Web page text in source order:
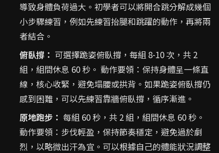
導致身體負荷過大。初學者可以將開合跳分解成幾個
小步驟練習，例如先練習抬腿和跳躍的動作，再將兩
者結合。
俯臥撐： 可選擇跪姿俯臥撐，每組 8-10 次，共 2
組，組間休息 60 秒。 動作要領：保持身體呈一條直
線，核心收緊，避免塌腰或拱背。如果跪姿俯臥撐仍
感到困難，可以先練習靠牆俯臥撐，循序漸進。
原地跑步： 每組 60 秒，共 2 組，組間休息 60 秒。
動作要領：步伐輕盈，保持節奏穩定，避免過於劇
烈，以略微出汗為宜。可以根據自己的體能狀況調整